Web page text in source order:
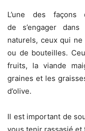
L’une des
de s’engager
naturels, ceux qui
ou de bouteilles.
fruits, la viande
graines et les
d’olive.
Il est important de